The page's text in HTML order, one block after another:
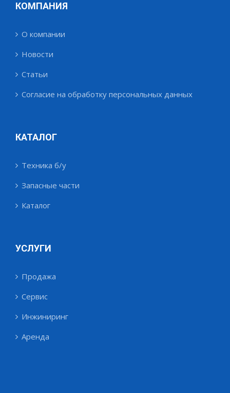
КОМПАНИЯ
О компании
Новости
Статьи
Согласие на обработку персональных данных
КАТАЛОГ
Техника б/у
Запасные части
Каталог
УСЛУГИ
Продажа
Сервис
Инжиниринг
Аренда